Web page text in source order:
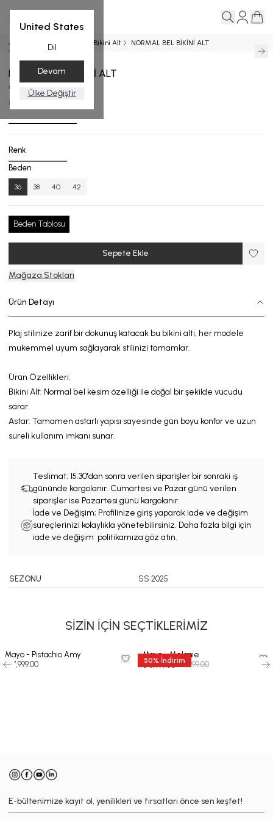
United States
Dil
Devam
Ülke Değiştir
Ana Sayfa BİKİNİ ALT Bikini Alt NORMAL BEL BİKİNİ ALT
NORMAL BEL BİKİNİ ALT
₺ 3,499.00
BA.4517-25_R132_36
Renk
Beden
36 38 40 42
Beden Tablosu
Sepete Ekle
Mağaza Stokları
Ürün Detayı
Plaj stilinize zarif bir dokunuş katacak bu bikini altı, her modele
mükemmel uyum sağlayarak stilinizi tamamlar.
Ürün Özellikleri:
Bikini Alt: Normal bel kesim özelliği ile doğal bir şekilde vücudu
sarar.
Astar: Tamamen astarlı yapısı sayesinde gün boyu konforve uzun
süreli kullanım imkanı sunar.
Teslimat; 15.30'dan sonra verilen siparişler bir sonraki iş
gününde kargolanır. Cumartesi ve Pazar günü verilen
siparişler ise Pazartesi günü kargolanır.
İade ve Değişim; Profilinize giriş yaparak iade ve değişim
süreçlerinizi kolaylıkla yönetebilirsiniz. Daha fazla bilgi için
iade ve değişim politikamıza göz atın.
SEZONU SS 2025
SİZİN İÇİN SEÇTİKLERİMİZ
Mayo - Pistachio Amy
₺ 7,999.00
50% İndirim
Mayo - Melanie
₺ 3,999.50 ₺ 7,999.00
E-bültenimize kayıt ol, yenilikleri ve fırsatları önce sen keşfet!